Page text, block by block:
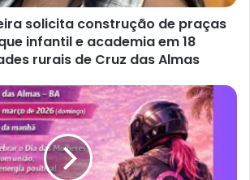
solicita construção de praças
infantil e academia em 18
rurais de Cruz das Almas